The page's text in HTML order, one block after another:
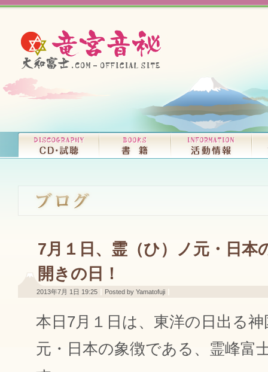
7月１日、霊（ひ）ノ元・日本
開きの日！
2013年7月 1日 19:25 Posted by Yamatofuji
本日7月１日は、東洋の日出る
元・日本の象徴である、霊峰富